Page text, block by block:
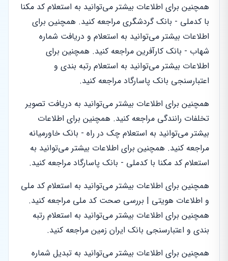
همچنین برای اطلاعات بیشتر می‌توانید به استعلام کد مکنا
با کدملی - بانک گردشگری مراجعه کنید. همچنین برای
اطلاعات بیشتر می‌توانید به استعلام و دریافت شماره
شهاب - بانک کارآفرین مراجعه کنید. همچنین برای
اطلاعات بیشتر می‌توانید به استعلام رتبه بندی و
اعتبارسنجی بانک پاسارگاد مراجعه کنید.
همچنین برای اطلاعات بیشتر می‌توانید به دریافت تصویر
تخلفات رانندگی مراجعه کنید. همچنین برای اطلاعات
بیشتر می‌توانید به استعلام چک در راه - بانک خاورمیانه
مراجعه کنید. همچنین برای اطلاعات بیشتر می‌توانید به
استعلام کد مکنا با کدملی - بانک پاسارگاد مراجعه کنید.
همچنین برای اطلاعات بیشتر می‌توانید به استعلام کد ملی
و اطلاعات هویتی | بررسی صحت کد ملی مراجعه کنید.
همچنین برای اطلاعات بیشتر می‌توانید به استعلام رتبه
بندی و اعتبارسنجی بانک ایران زمین مراجعه کنید.
همچنین برای اطلاعات بیشتر می‌توانید به تبدیل شماره